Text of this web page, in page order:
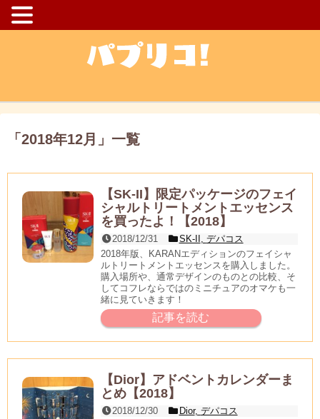
「 2018年12月 」 一覧
【SK-II】限定パッケージのフェイ
シャルトリートメントエッセンス
を買ったよ！【2018】
2018/12/31 SK-II
デパコス
2018年版、KARANエディションのフェイシャ
ルトリートメントエッセンスを購入しました。
購入場所や、通常デザインのものとの比較、そ
してコフレならではのミニチュアのオマケも一
緒に見ていきます！
記事を読む
【Dior】アドベントカレンダーま
とめ【2018】
2018/12/30 Dior, デパコス